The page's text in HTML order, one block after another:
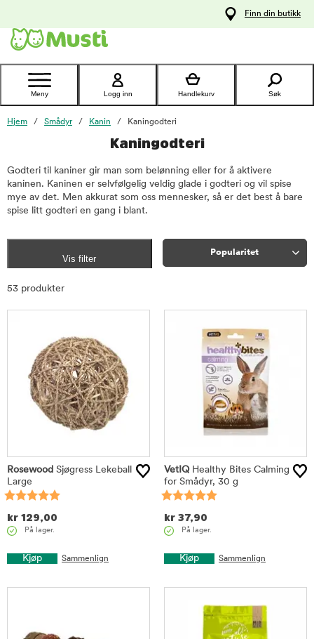
Kontakt
kundeservice
Finn din butikk
Meny Logg inn Handlekurv Søk
Hjem Smådyr Kanin Kaningodteri
Kaningodteri
Godteri til kaniner gir man som belønning eller for å aktivere
kaninen. Kaninen er selvfølgelig veldig glade i godteri og vil spise
mye av det. Men akkurat som oss mennesker, så er det best å bare
spise litt godteri en gang i blant.
Vis filter
Popularitet
53 produkter
Rosewood Sjøgress Lekeball
Large
kr 129,00
På lager.
Kjøp Sammenlign
VetIQHealthy Bites Calming
for Smådyr, 30 g
kr 37,90
På lager.
Kjøp Sammenlign